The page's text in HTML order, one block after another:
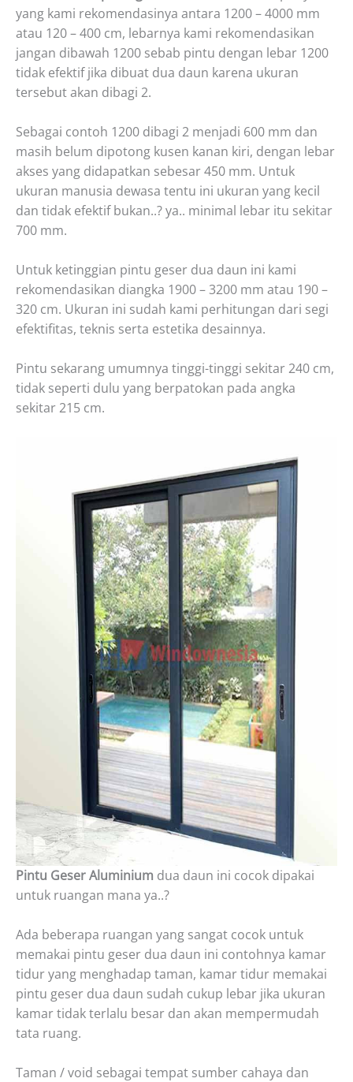
yang kami rekomendasinya antara 1200 – 4000 mm
atau 120 – 400 cm, lebarnya kami rekomendasikan
jangan dibawah 1200 sebab pintu dengan lebar 1200
tidak efektif jika dibuat dua daun karena ukuran
tersebut akan dibagi 2.
Sebagai contoh 1200 dibagi 2 menjadi 600 mm dan
masih belum dipotong kusen kanan kiri, dengan lebar
akses yang didapatkan sebesar 450 mm. Untuk
ukuran manusia dewasa tentu ini ukuran yang kecil
dan tidak efektif bukan..? ya.. minimal lebar itu sekitar
700 mm.
Untuk ketinggian pintu geser dua daun ini kami
rekomendasikan diangka 1900 – 3200 mm atau 190 –
320 cm. Ukuran ini sudah kami perhitungan dari segi
efektifitas, teknis serta estetika desainnya.
Pintu sekarang umumnya tinggi-tinggi sekitar 240 cm,
tidak seperti dulu yang berpatokan pada angka
sekitar 215 cm.
Pintu Geser Aluminium dua daun ini cocok dipakai
untuk ruangan mana ya..?
Ada beberapa ruangan yang sangat cocok untuk
memakai pintu geser dua daun ini contohnya kamar
tidur yang menghadap taman, kamar tidur memakai
pintu geser dua daun sudah cukup lebar jika ukuran
kamar tidak terlalu besar dan akan mempermudah
tata ruang.
Taman / void sebagai tempat sumber cahaya dan